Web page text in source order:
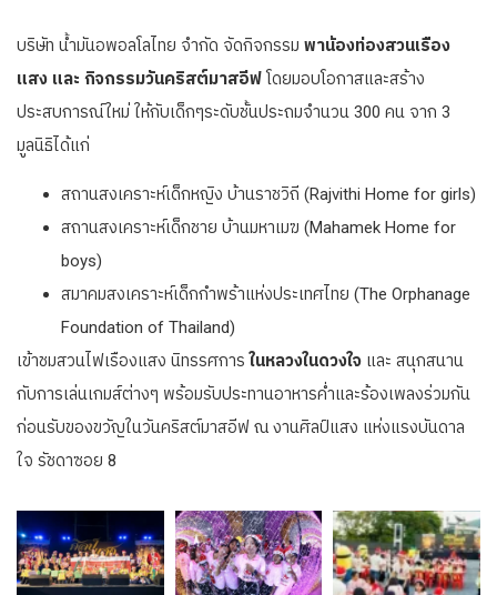
บริษัท น้ำมันอพอลโลไทย จำกัด จัดกิจกรรม พาน้องท่องสวนเรือง
แสง และ กิจกรรมวันคริสต์มาสอีฟโดยมอบโอกาสและสร้าง
ประสบการณ์ใหม่ ให้กับเด็กๆระดับชั้นประถมจำนวน 300 คน จาก 3
มูลนิธิได้แก่
สถานสงเคราะห์เด็กหญิง บ้านราชวิถี (Rajvithi Home for girls)
สถานสงเคราะห์เด็กชาย บ้านมหาเมฆ (Mahamek Home for
boys)
สมาคมสงเคราะห์เด็กกำพร้าแห่งประเทศไทย (The Orphanage
Foundation of Thailand)
เข้าชมสวนไฟเรืองแสง นิทรรศการในหลวงในดวงใจ และ สนุกสนาน
กับการเล่นเกมส์ต่างๆ พร้อมรับประทานอาหารค่ำและร้องเพลงร่วมกัน
ก่อนรับของขวัญในวันคริสต์มาสอีฟ ณ งานศิลป์แสง แห่งแรงบันดาล
ใจ รัชดาซอย 8